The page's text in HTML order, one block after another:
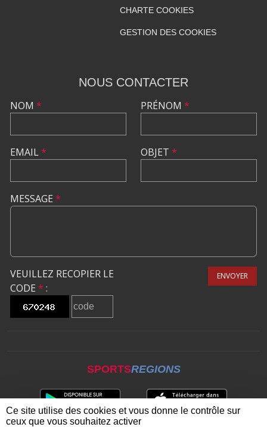
CHARTE COOKIES
GESTION DES COOKIES
NOUS CONTACTER
NOM *
EMAIL*
PRÉNOM *
OBJET *
MESSAGE *
VEUILLEZ RECOPIER LE
CODE * :
ENVOYER
SPORTSREGIONS
Ce site utilise des cookies et vous donne le contrôle sur
ceux que vous souhaitez activer